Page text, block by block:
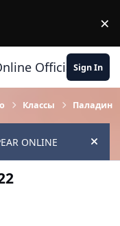
×
Official Forum
Sign In
Классы Паладин
ONLINE Hide